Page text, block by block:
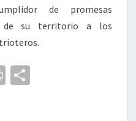
de promesas
de su territorio a los
Pr